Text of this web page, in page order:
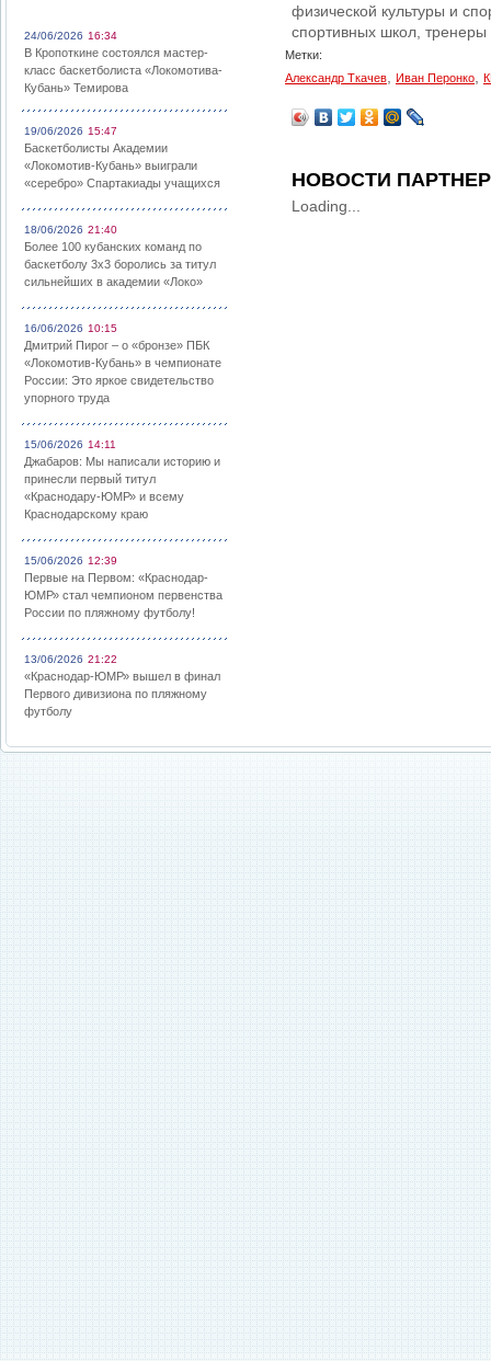
24/06/2026 16:34
В Кропоткине состоялся мастер-
класс баскетболиста «Локомотива-
Кубань» Темирова
19/06/2026 15:47
Баскетболисты Академии
«Локомотив-Кубань» выиграли
«серебро» Спартакиады учащихся
18/06/2026 21:40
Более 100 кубанских команд по
баскетболу 3х3 боролись за титул
сильнейших в академии «Локо»
16/06/2026 10:15
Дмитрий Пирог – о «бронзе» ПБК
«Локомотив-Кубань» в чемпионате
России: Это яркое свидетельство
упорного труда
15/06/2026 14:11
Джабаров: Мы написали историю и
принесли первый титул
«Краснодару-ЮМР» и всему
Краснодарскому краю
15/06/2026 12:39
Первые на Первом: «Краснодар-
ЮМР» стал чемпионом первенства
России по пляжному футболу!
13/06/2026 21:22
«Краснодар-ЮМР» вышел в финал
Первого дивизиона по пляжному
футболу
физической культуры и
спортивных школ, тренеры
Метки:
Александр Ткачев
Иван Перонко
НОВОСТИ
Loading...